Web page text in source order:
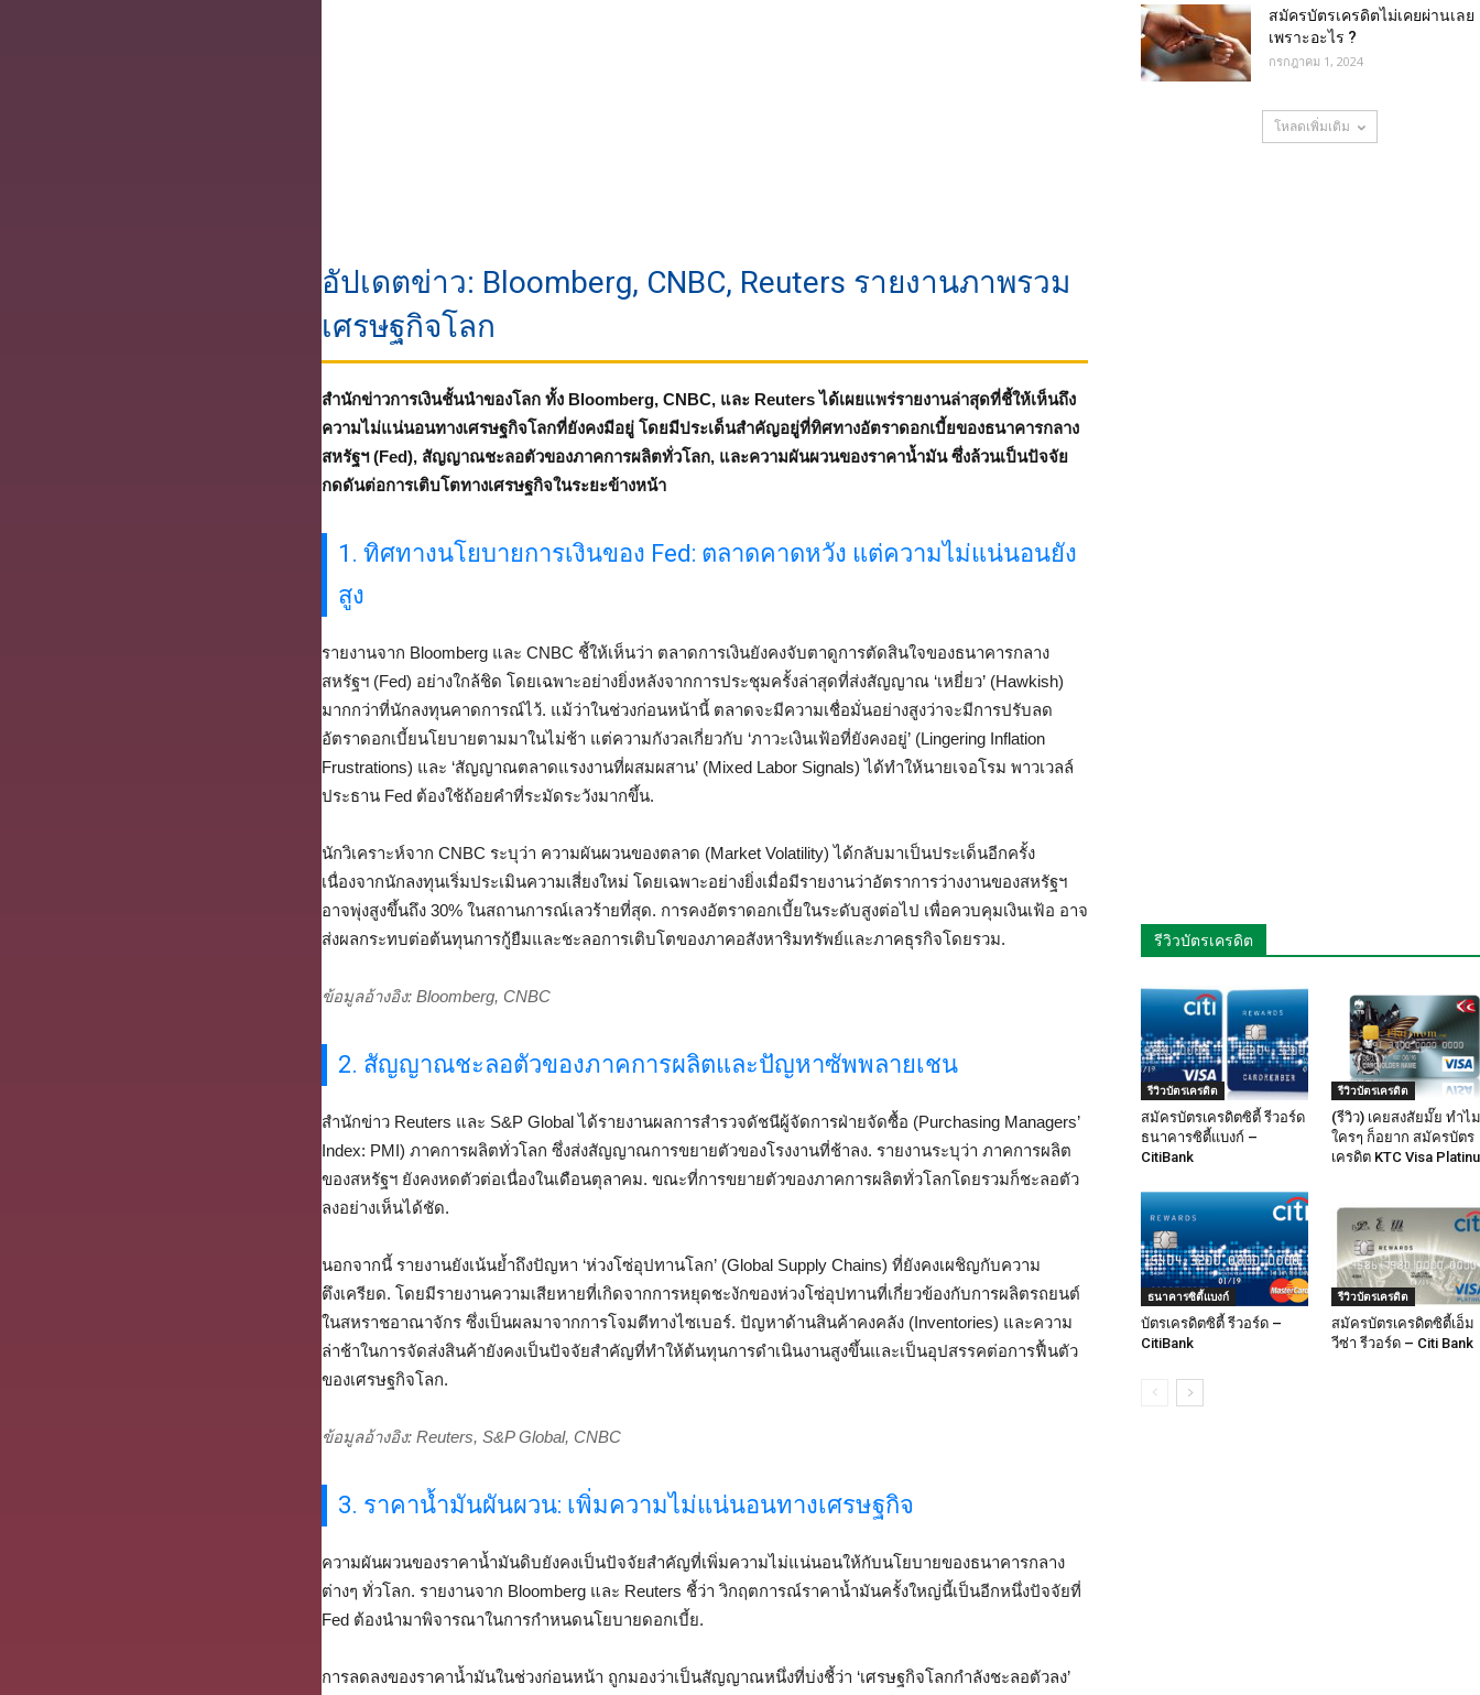
อัปเดตข่าว: Bloomberg, CNBC, Reuters รายงานภาพรวม
เศรษฐกิจโลก
สำนักข่าวการเงินชั้นนำของโลก ทั้ง Bloomberg, CNBC, และ Reuters ได้เผยแพร่รายงานล่าสุดที่ชี้ให้เห็นถึง
ความไม่แน่นอนทางเศรษฐกิจโลกที่ยังคงมีอยู่ โดยมีประเด็นสำคัญอยู่ที่ทิศทางอัตราดอกเบี้ยของธนาคารกลาง
สหรัฐฯ (Fed), สัญญาณชะลอตัวของภาคการผลิตทั่วโลก, และความผันผวนของราคาน้ำมัน ซึ่งล้วนเป็นปัจจัย
กดดันต่อการเติบโตทางเศรษฐกิจในระยะข้างหน้า
1. ทิศทางนโยบายการเงินของ Fed: ตลาดคาดหวัง แต่ความไม่แน่นอนยัง
สูง
รายงานจาก Bloomberg และ CNBC ชี้ให้เห็นว่า ตลาดการเงินยังคงจับตาดูการตัดสินใจของธนาคารกลาง
สหรัฐฯ (Fed) อย่างใกล้ชิด โดยเฉพาะอย่างยิ่งหลังจากการประชุมครั้งล่าสุดที่ส่งสัญญาณ ‘เหยี่ยว’ (Hawkish)
มากกว่าที่นักลงทุนคาดการณ์ไว้. แม้ว่าในช่วงก่อนหน้านี้ ตลาดจะมีความเชื่อมั่นอย่างสูงว่าจะมีการปรับลด
อัตราดอกเบี้ยนโยบายตามมาในไม่ช้า แต่ความกังวลเกี่ยวกับ ‘ภาวะเงินเฟ้อที่ยังคงอยู่’ (Lingering Inflation
Frustrations) และ ‘สัญญาณตลาดแรงงานที่ผสมผสาน’ (Mixed Labor Signals) ได้ทำให้นายเจอโรม พาวเวลล์
ประธาน Fed ต้องใช้ถ้อยคำที่ระมัดระวังมากขึ้น.
นักวิเคราะห์จาก CNBC ระบุว่า ความผันผวนของตลาด (Market Volatility) ได้กลับมาเป็นประเด็นอีกครั้ง
เนื่องจากนักลงทุนเริ่มประเมินความเสี่ยงใหม่ โดยเฉพาะอย่างยิ่งเมื่อมีรายงานว่าอัตราการว่างงานของสหรัฐฯ
อาจพุ่งสูงขึ้นถึง 30% ในสถานการณ์เลวร้ายที่สุด. การคงอัตราดอกเบี้ยในระดับสูงต่อไป เพื่อควบคุมเงินเฟ้อ อาจ
ส่งผลกระทบต่อต้นทุนการกู้ยืมและชะลอการเติบโตของภาคอสังหาริมทรัพย์และภาคธุรกิจโดยรวม.
ข้อมูลอ้างอิง: Bloomberg, CNBC
2. สัญญาณชะลอตัวของภาคการผลิตและปัญหาซัพพลายเชน
สำนักข่าว Reuters และ S&P Global ได้รายงานผลการสำรวจดัชนีผู้จัดการฝ่ายจัดซื้อ (Purchasing Managers’
Index: PMI) ภาคการผลิตทั่วโลก ซึ่งส่งสัญญาณการขยายตัวของโรงงานที่ช้าลง. รายงานระบุว่า ภาคการผลิต
ของสหรัฐฯ ยังคงหดตัวต่อเนื่องในเดือนตุลาคม. ขณะที่การขยายตัวของภาคการผลิตทั่วโลกโดยรวมก็ชะลอตัว
ลงอย่างเห็นได้ชัด.
นอกจากนี้ รายงานยังเน้นย้ำถึงปัญหา ‘ห่วงโซ่อุปทานโลก’ (Global Supply Chains) ที่ยังคงเผชิญกับความ
ตึงเครียด. โดยมีรายงานความเสียหายที่เกิดจากการหยุดชะงักของห่วงโซ่อุปทานที่เกี่ยวข้องกับการผลิตรถยนต์
ในสหราชอาณาจักร ซึ่งเป็นผลมาจากการโจมตีทางไซเบอร์. ปัญหาด้านสินค้าคงคลัง (Inventories) และความ
ล่าช้าในการจัดส่งสินค้ายังคงเป็นปัจจัยสำคัญที่ทำให้ต้นทุนการดำเนินงานสูงขึ้นและเป็นอุปสรรคต่อการฟื้นตัว
ของเศรษฐกิจโลก.
ข้อมูลอ้างอิง: Reuters, S&P Global, CNBC
3. ราคาน้ำมันผันผวน: เพิ่มความไม่แน่นอนทางเศรษฐกิจ
ความผันผวนของราคาน้ำมันดิบยังคงเป็นปัจจัยสำคัญที่เพิ่มความไม่แน่นอนให้กับนโยบายของธนาคารกลาง
ต่างๆ ทั่วโลก. รายงานจาก Bloomberg และ Reuters ชี้ว่า วิกฤตการณ์ราคาน้ำมันครั้งใหญ่นี้เป็นอีกหนึ่งปัจจัยที่
Fed ต้องนำมาพิจารณาในการกำหนดนโยบายดอกเบี้ย.
การลดลงของราคาน้ำมันในช่วงก่อนหน้า ถูกมองว่าเป็นสัญญาณหนึ่งที่บ่งชี้ว่า ‘เศรษฐกิจโลกกำลังชะลอตัวลง’
สมัครบัตรเครดิตไม่เคยผ่านเลย
เพราะอะไร ?
กรกฎาคม 1, 2024
โหลดเพิ่มเติม
รีวิวบัตรเครดิต
รีวิวบัตรเครดิต
สมัครบัตรเครดิตซิตี้ รีวอร์ด
ธนาคารซิตี้แบงก์ –
CitiBank
รีวิวบัตรเครดิต
(รีวิว) เคยสงสัยมั๊ย ทำไม
ใครๆ ก็อยาก สมัครบัตร
เครดิต KTC Visa
ธนาคารซิตี้แบงก์
บัตรเครดิตซิตี้ รีวอร์ด –
CitiBank
รีวิวบัตรเครดิต
สมัครบัตรเครดิตซิตี้เอ็ม
วีซ่า รีวอร์ด – Citi Bank